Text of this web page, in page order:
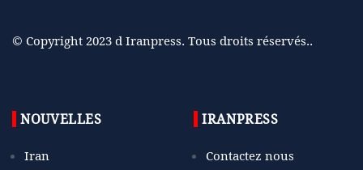
© Copyright 2023 d Iranpress. Tous droits réservés..
NOUVELLES
Iran
IRANPRESS
Contactez nous